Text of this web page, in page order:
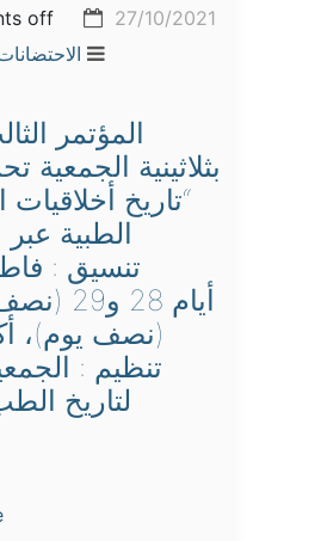
27/10/2021
off
المؤتمر
بثلاثينية
“تاريخ
الطبية
تنسيق :
(نصف يوم)،
تنظيم :
لتاريخ